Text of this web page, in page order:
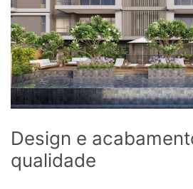
Design e
qualidade